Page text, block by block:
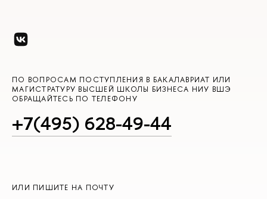
ПО ВОПРОСАМ ПОСТУПЛЕНИЯ В БАКАЛАВРИАТ ИЛИ
МАГИСТРАТУРУ ВЫСШЕЙ ШКОЛЫ БИЗНЕСА НИУ ВШЭ
ОБРАЩАЙТЕСЬ ПО ТЕЛЕФОНУ
+7(495) 628-49-44
ИЛИ ПИШИТЕ НА ПОЧТУ